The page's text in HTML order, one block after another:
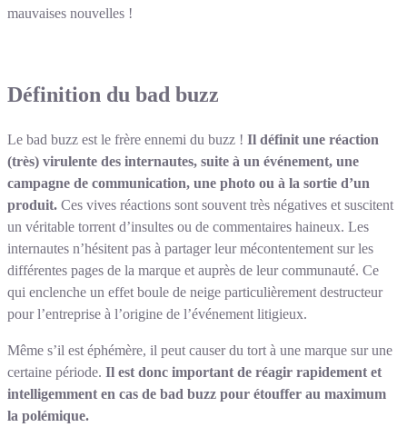
mauvaises nouvelles !
Définition du bad buzz
Le bad buzz est le frère ennemi du buzz ! Il définit une réaction
(très) virulente des internautes, suite à un événement, une
campagne de communication, une photo ou à la sortie d’un
produit. Ces vives réactions sont souvent très négatives et suscitent
un véritable torrent d’insultes ou de commentaires haineux. Les
internautes n’hésitent pas à partager leur mécontentement sur les
différentes pages de la marque et auprès de leur communauté. Ce
qui enclenche un effet boule de neige particulièrement destructeur
pour l’entreprise à l’origine de l’événement litigieux.
Même s’il est éphémère, il peut causer du tort à une marque sur une
certaine période. Il est donc important de réagir rapidement et
intelligemment en cas de bad buzz pour étouffer au maximum
la polémique.